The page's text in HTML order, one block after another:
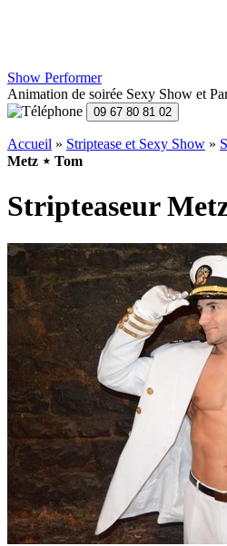
Show Performer
Animation de soirée Sexy Show et
Accueil » Striptease et Sexy Show »
Metz ⋆ Tom
Stripteaseur